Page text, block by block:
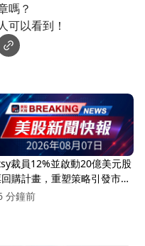
嗎？
可以看到！
裁員12%並啟動20億美元股
購計畫，重塑策略引發市場
！
分鐘前